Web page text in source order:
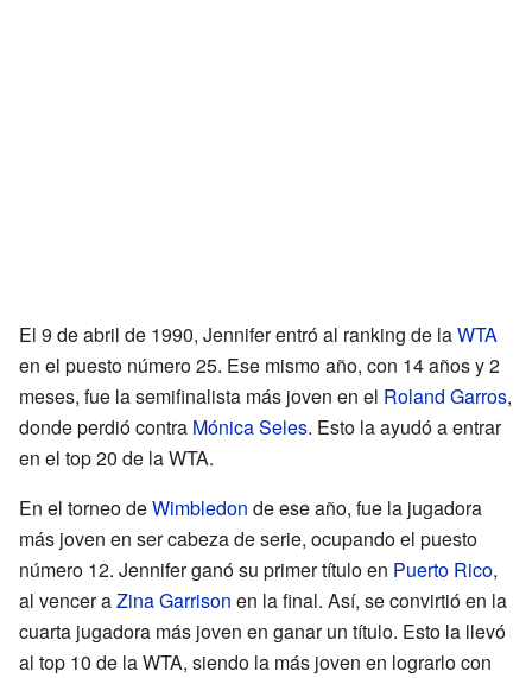
El 9 de abril de 1990, Jennifer entró al ranking de laWTA
en el puesto número 25. Ese mismo año, con 14 años y 2
meses, fue la semifinalista más joven en el Roland Garros,
donde perdió contra Mónica Seles. Esto la ayudó a entrar
en el top 20 de la WTA.
En el torneo deWimbledon de ese año, fue la jugadora
más joven en ser cabeza de serie, ocupando el puesto
número 12. Jennifer ganó su primer título en Puerto Rico,
al vencer aZina Garrison en la final. Así, se convirtió en la
cuarta jugadora más joven en ganar un título. Esto la llevó
al top 10 de la WTA, siendo la más joven en lograrlo con